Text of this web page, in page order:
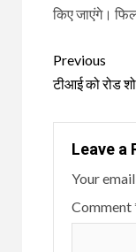
किए जाएंगे।
Previous
टीआई को रोड
Leave a
Your
Comment